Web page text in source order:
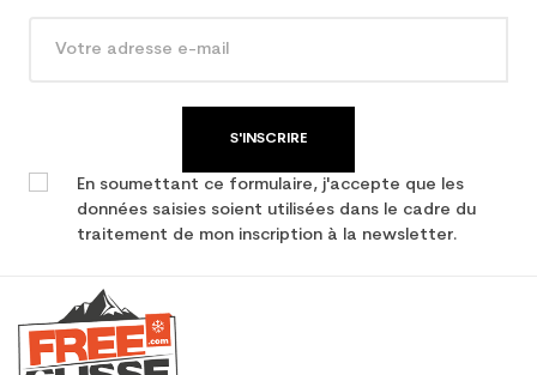
S'INSCRIRE
En soumettant ce formulaire, j'accepte que les
données saisies soient utilisées dans le cadre du
traitement de mon inscription à la newsletter.